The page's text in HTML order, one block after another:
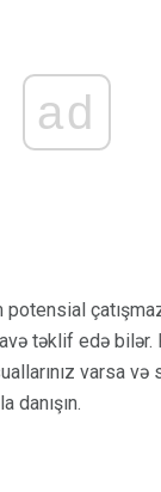
ad
təklif edə bilər.
varsa və
danışın.